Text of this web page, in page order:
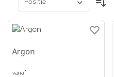
Argon
vanaf